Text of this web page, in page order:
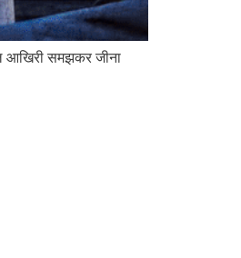
आखिरी समझकर जीना